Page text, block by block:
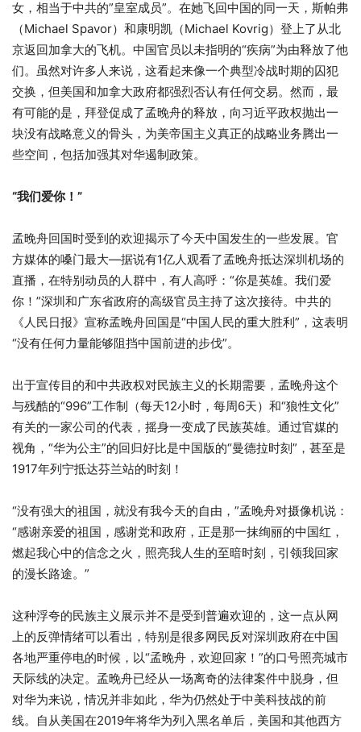
女，相当于中共的”皇室成员”。在她飞回中国的同一天，斯帕弗
（Michael Spavor）和康明凯（Michael Kovrig）登上了从北
京返回加拿大的飞机。中国官员以未指明的“疾病”为由释放了他
们。虽然对许多人来说，这看起来像一个典型冷战时期的囚犯
交换，但美国和加拿大政府都强烈否认有任何交易。然而，最
有可能的是，拜登促成了孟晚舟的释放，向习近平政权抛出一
块没有战略意义的骨头，为美帝国主义真正的战略业务腾出一
些空间，包括加强其对华遏制政策。
“我们爱你！ ”
孟晚舟回国时受到的欢迎揭示了今天中国发生的一些发展。官
方媒体的嗓门最大—据说有1亿人观看了孟晚舟抵达深圳机场的
直播，在特别动员的人群中，有人高呼：“你是英雄。我们爱
你！”深圳和广东省政府的高级官员主持了这次接待。中共的
《人民日报》宣称孟晚舟回国是“中国人民的重大胜利”，这表明
“没有任何力量能够阻挡中国前进的步伐”。
出于宣传目的和中共政权对民族主义的长期需要，孟晚舟这个
与残酷的“996”工作制（每天12小时，每周6天）和“狼性文化”
有关的一家公司的代表，摇身一变成了民族英雄。通过官媒的
视角，“华为公主”的回归好比是中国版的“曼德拉时刻”，甚至是
1917年列宁抵达芬兰站的时刻！
“没有强大的祖国，就没有我今天的自由，”孟晚舟对摄像机说：
“感谢亲爱的祖国，感谢党和政府，正是那一抹绚丽的中国红，
燃起我心中的信念之火，照亮我人生的至暗时刻，引领我回家
的漫长路途。”
这种浮夸的民族主义展示并不是受到普遍欢迎的，这一点从网
上的反弹情绪可以看出，特别是很多网民反对深圳政府在中国
各地严重停电的时候，以“孟晚舟，欢迎回家！”的口号照亮城市
天际线的决定。孟晚舟已经从一场离奇的法律案件中脱身，但
对华为来说，情况并非如此，华为仍然处于中美科技战的前
线。自从美国在2019年将华为列入黑名单后，美国和其他西方